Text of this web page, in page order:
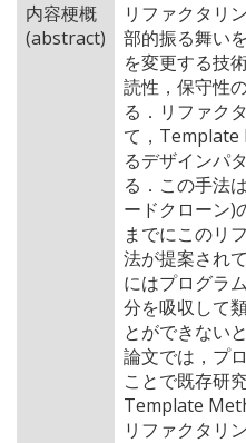
内容梗概
(abstract)
リファクタリ
部的振る舞い
を変更する技
読性，保守性
る．リファク
て，Template
るデザインパ
る．この手法
ードクローン)
までにこのリ
法が提案され
にはプログラ
分を吸収して
とができない
論文では，プ
ことで既存研
Template
リファクタリ